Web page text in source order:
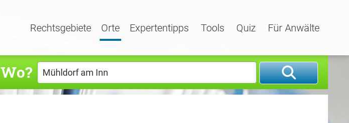
Rechtsgebiete Orte Expertentipps Tools Quiz Für Anwälte
Wo?